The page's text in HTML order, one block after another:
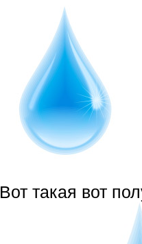
Вот такая вот